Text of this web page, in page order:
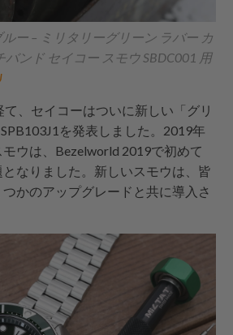
ー – ミリタリーグリーン ラバー カ
ンド セイコー スモウ SBDC001 用
、セイコーはついに新しい「グリ
を発表しました。2019年
ウは、Bezelworld 2019で初めて
なりました。新しいスモウは、皆
かのアップグレードと共に導入さ